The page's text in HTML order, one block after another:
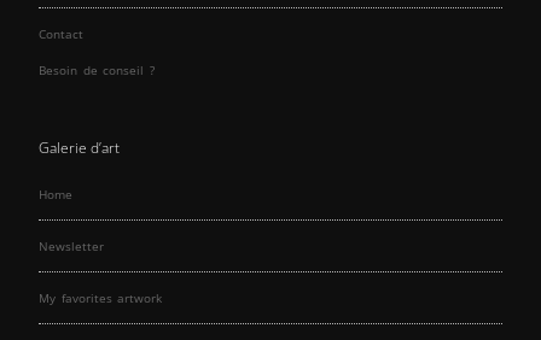
Contact
Besoin de conseil ?
Galerie d’art
Home
Newsletter
My favorites artwork